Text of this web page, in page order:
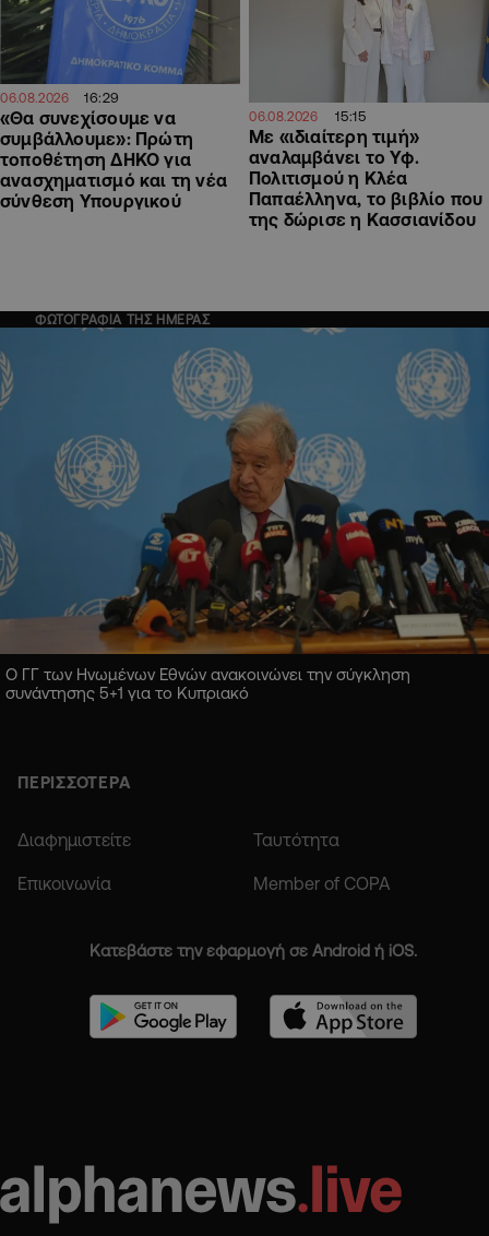
06.08.2026 16:29
«Θα συνεχίσουμε να
συμβάλλουμε»: Πρώτη
τοποθέτηση ΔΗΚΟ για
ανασχηματισμό και τη νέα
σύνθεση Υπουργικού
06.08.2026 15:15
Με «ιδιαίτερη τιμή»
αναλαμβάνει το Υφ.
Πολιτισμού η Κλέα
Παπαέλληνα, το βιβλίο που
της δώρισε η Κασσιανίδου
ΦΩΤΟΓΡΑΦΙΑ ΤΗΣ ΗΜΕΡΑΣ
Ο ΓΓ των Ηνωμένων Εθνών ανακοινώνει την σύγκληση
συνάντησης 5+1 για το Κυπριακό
ΠΕΡΙΣΣΟΤΕΡΑ
Διαφημιστείτε Ταυτότητα
Επικοινωνία Member of COPA
Κατεβάστε την εφαρμογή σε Android ή iOS.